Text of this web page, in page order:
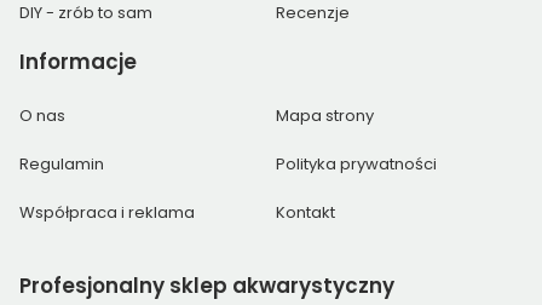
DIY - zrób to sam Recenzje
Informacje
O nas Mapa strony
Regulamin Polityka prywatności
Współpraca i reklama Kontakt
Profesjonalny sklep akwarystyczny